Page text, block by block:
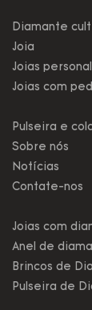
Diamante
Joia
Joias
Joias com
Pulseira e
Sobre nós
Notícias
Contate-nos
Joias com
Anel de
Brincos de
Pulseira de